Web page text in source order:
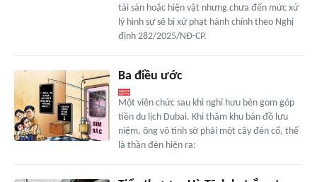
tài sản hoặc hiện vật nhưng chưa đến mức xử
lý hình sự sẽ bị xử phạt hành chính theo Nghị
định 282/2025/NĐ-CP.
Ba điều ước
Một viên chức sau khi nghỉ hưu bèn gom góp
tiền du lịch Dubai. Khi thăm khu bán đồ lưu
niệm, ông vô tình sờ phải một cây đèn cổ, thế
là thần đèn hiện ra: